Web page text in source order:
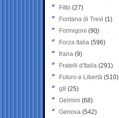
Fitto (27)
Fontana di Trevi (1)
Formigoni (90)
Forza Italia (596)
frana (9)
Fratelli d'Italia (291)
Futuro e Libertà (510)
g8 (25)
Gelmini (68)
Genova (542)